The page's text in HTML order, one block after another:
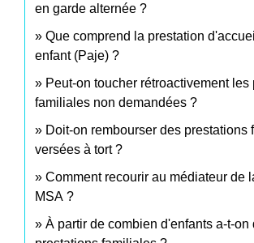
en garde alternée ?
Que comprend la prestation
enfant (Paje) ?
Peut-on toucher rétroactivement les
familiales non demandées ?
Doit-on rembourser des prestations
versées à tort ?
Comment recourir au médiateur de
MSA ?
À partir de combien d'enfants a-t-on